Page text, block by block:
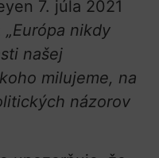
7. júla 2021
„Európa nikdy
našej
milujeme, na
názorov